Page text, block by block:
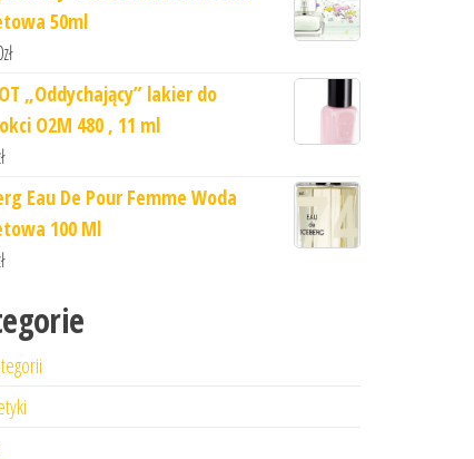
50ml
zł
„Oddychający” lakier do
O2M 480 , 11 ml
Eau De Pour Femme Woda
100 Ml